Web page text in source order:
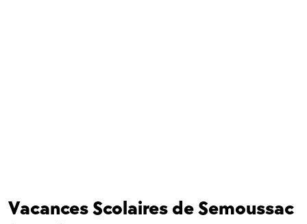
Vacances Scolaires de Semoussac